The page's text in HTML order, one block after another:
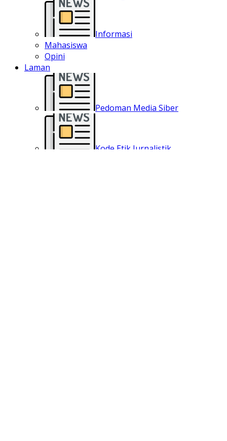
Informasi
Mahasiswa
Opini
Laman
Pedoman Media Siber
Kode Etik Jurnalistik